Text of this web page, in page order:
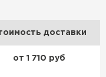
доставки
от 1 710 руб